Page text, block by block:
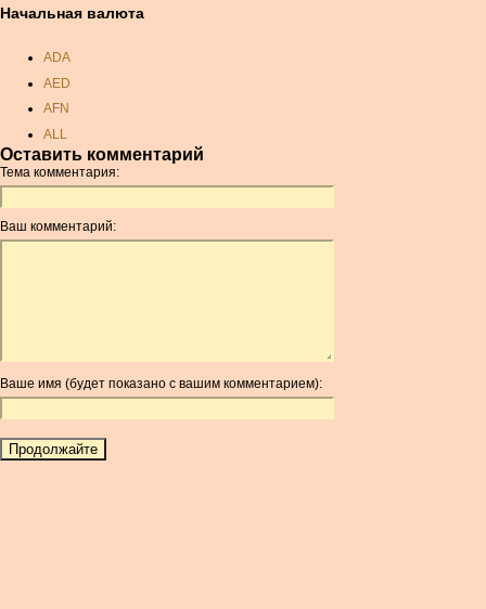
Начальная валюта
ADA
AED
AFN
ALL
AMD
ANC
ANG
AOA
AUR
AWG
BAM
Оставить комментарий
Тема комментария:
Ваш комментарий:
Ваше имя (будет показано с вашим комментарием):